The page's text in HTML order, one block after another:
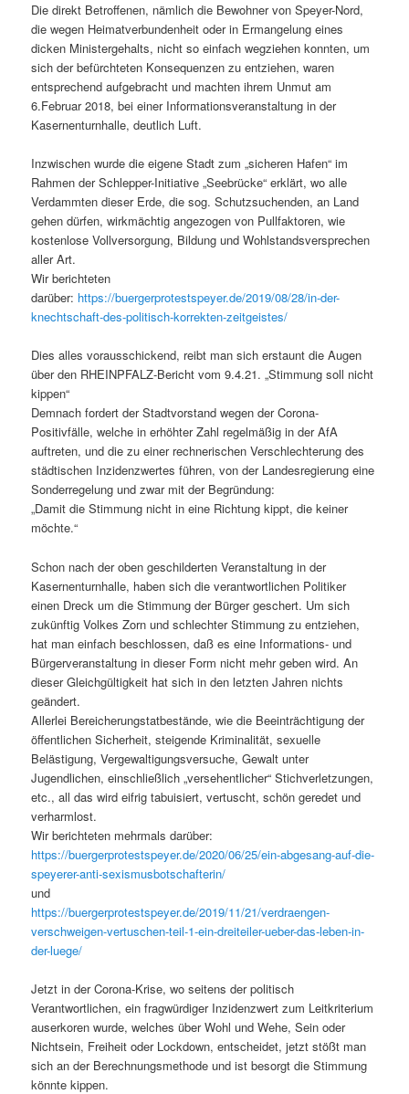
Die direkt Betroffenen, nämlich die Bewohner von Speyer-Nord,
die wegen Heimatverbundenheit oder in Ermangelung eines
dicken Ministergehalts, nicht so einfach wegziehen konnten, um
sich der befürchteten Konsequenzen zu entziehen, waren
entsprechend aufgebracht und machten ihrem Unmut am
6.Februar 2018, bei einer Informationsveranstaltung in der
Kasernenturnhalle, deutlich Luft.
Inzwischen wurde die eigene Stadt zum „sicheren Hafen“ im
Rahmen der Schlepper-Initiative „Seebrücke“ erklärt, wo alle
Verdammten dieser Erde, die sog. Schutzsuchenden, an Land
gehen dürfen, wirkmächtig angezogen von Pullfaktoren, wie
kostenlose Vollversorgung, Bildung und Wohlstandsversprechen
aller Art.
Wir berichteten
darüber: https://buergerprotestspeyer.de/2019/08/28/in-der-
knechtschaft-des-politisch-korrekten-zeitgeistes/
Dies alles vorausschickend, reibt man sich erstaunt die Augen
über den RHEINPFALZ-Bericht vom 9.4.21. „Stimmung soll nicht
kippen“
Demnach fordert der Stadtvorstand wegen der Corona-
Positivfälle, welche in erhöhter Zahl regelmäßig in der AfA
auftreten, und die zu einer rechnerischen Verschlechterung des
städtischen Inzidenzwertes führen, von der Landesregierung eine
Sonderregelung und zwar mit der Begründung:
„Damit die Stimmung nicht in eine Richtung kippt, die keiner
möchte.“
Schon nach der oben geschilderten Veranstaltung in der
Kasernenturnhalle, haben sich die verantwortlichen Politiker
einen Dreck um die Stimmung der Bürger geschert. Um sich
zukünftig Volkes Zorn und schlechter Stimmung zu entziehen,
hat man einfach beschlossen, daß es eine Informations- und
Bürgerveranstaltung in dieser Form nicht mehr geben wird. An
dieser Gleichgültigkeit hat sich in den letzten Jahren nichts
geändert.
Allerlei Bereicherungstatbestände, wie die Beeinträchtigung der
öffentlichen Sicherheit, steigende Kriminalität, sexuelle
Belästigung, Vergewaltigungsversuche, Gewalt unter
Jugendlichen, einschließlich „versehentlicher“ Stichverletzungen,
etc., all das wird eifrig tabuisiert, vertuscht, schön geredet und
verharmlost.
Wir berichteten mehrmals darüber:
https://buergerprotestspeyer.de/2020/06/25/ein-abgesang-auf-die-
speyerer-anti-sexismusbotschafterin/
und
https://buergerprotestspeyer.de/2019/11/21/verdraengen-
verschweigen-vertuschen-teil-1-ein-dreiteiler-ueber-das-leben-in-
der-luege/
Jetzt in der Corona-Krise, wo seitens der politisch
Verantwortlichen, ein fragwürdiger Inzidenzwert zum Leitkriterium
auserkoren wurde, welches über Wohl und Wehe, Sein oder
Nichtsein, Freiheit oder Lockdown, entscheidet, jetzt stößt man
sich an der Berechnungsmethode und ist besorgt die Stimmung
könnte kippen.